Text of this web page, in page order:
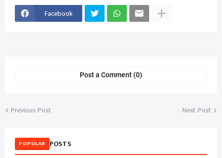
Facebook
Post a Comment (0)
Previous Post Next Post
POPULAR POSTS